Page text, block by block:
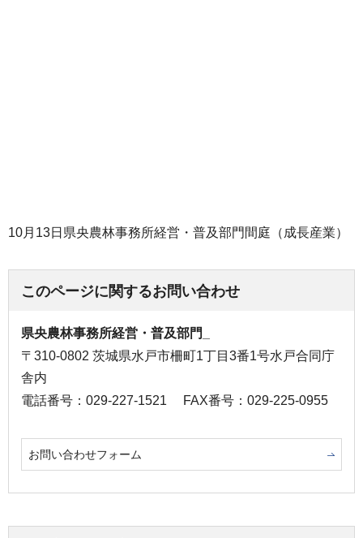
10月13日県央農林事務所経営・普及部門間庭（成長産業）
このページに関するお問い合わせ
県央農林事務所経営・普及部門_
〒310-0802 茨城県水戸市柵町1丁目3番1号水戸合同庁
舎内
電話番号：029-227-1521
FAX番号：029-225-0955
お問い合わせフォーム